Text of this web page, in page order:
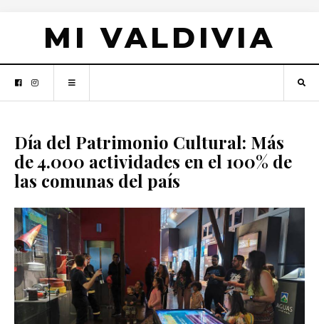
MI VALDIVIA
Día del Patrimonio Cultural: Más
de 4.000 actividades en el 100% de
las comunas del país